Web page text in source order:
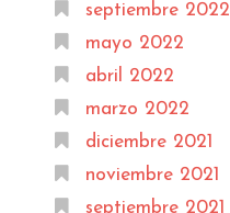
septiembre 2022
mayo 2022
abril 2022
marzo 2022
diciembre 2021
noviembre 2021
septiembre 2021